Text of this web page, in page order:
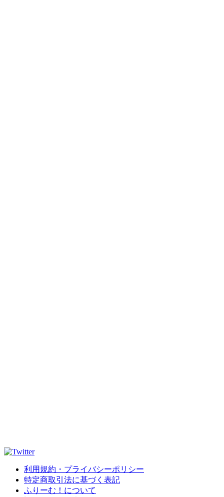
利用規約・プライバシーポリシー
特定商取引法に基づく表記
ふりーむ！について